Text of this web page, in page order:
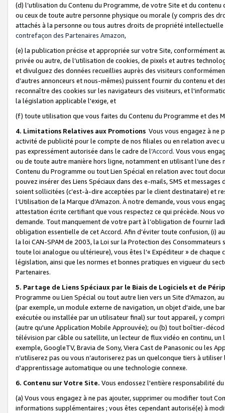
(d) l’utilisation du Contenu du Programme, de votre Site et du
ou ceux de toute autre personne physique ou morale (y compris des
attachés à la personne ou tous autres droits de propriété
contrefaçon des Partenaires Amazon,
(e) la publication précise et appropriée sur votre Site, conformément
privée ou autre, de l’utilisation de cookies, de pixels et autres
et divulguez des données recueillies auprès des visiteurs
d’autres annonceurs et nous-mêmes) puissent fournir du contenu et
reconnaître des cookies sur les navigateurs des visiteurs, et
la législation applicable l'exige, et
(f) toute utilisation que vous faites du Contenu du Programme et des
4. Limitations Relatives aux Promotions Vous vous engagez à ne
activité de publicité pour le compte de nos filiales ou en relation avec
pas expressément autorisée dans le cadre de l’Accord. Vous vous
ou de toute autre manière hors ligne, notamment en utilisant l’une
Contenu du Programme ou tout Lien Spécial en relation avec tout
pouvez insérer des Liens Spéciaux dans des e-mails, SMS et
soient sollicitées (c’est-à-dire acceptées par le client destinataire) et
l’Utilisation de la Marque d’Amazon. À notre demande, vous vous
attestation écrite certifiant que vous respectez ce qui précède. Nous
demande. Tout manquement de votre part à l’obligation de fournir
obligation essentielle de cet Accord. Afin d’éviter toute confusion, (i)
la loi CAN-SPAM de 2003, la Loi sur la Protection des
toute loi analogue ou ultérieure), vous êtes l’« Expéditeur » de
législation, ainsi que les normes et bonnes pratiques en vigueur du
Partenaires.
5. Partage de Liens Spéciaux par le Biais de Logiciels et de
Programme ou Lien Spécial ou tout autre lien vers un Site d'Amazon,
(par exemple, un module externe de navigation, un objet d'aide, une
exécutée ou installée par un utilisateur final) sur tout appareil, y
(autre qu'une Application Mobile Approuvée); ou (b) tout boîtier-
télévision par câble ou satellite, un lecteur de flux vidéo en continu,
exemple, GoogleTV, Bravia de Sony, Viera Cast de Panasonic ou les
n’utiliserez pas ou vous n’autoriserez pas un quelconque tiers à
d'apprentissage automatique ou une technologie connexe.
6. Contenu sur Votre Site. Vous endossez l'entière responsabilité
(a) Vous vous engagez à ne pas ajouter, supprimer ou modifier tout
informations supplémentaires ; vous êtes cependant autorisé(e) à